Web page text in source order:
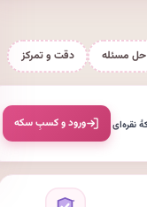
حل مسئله دقت و تمرکز
ورود و کسبِ سکه